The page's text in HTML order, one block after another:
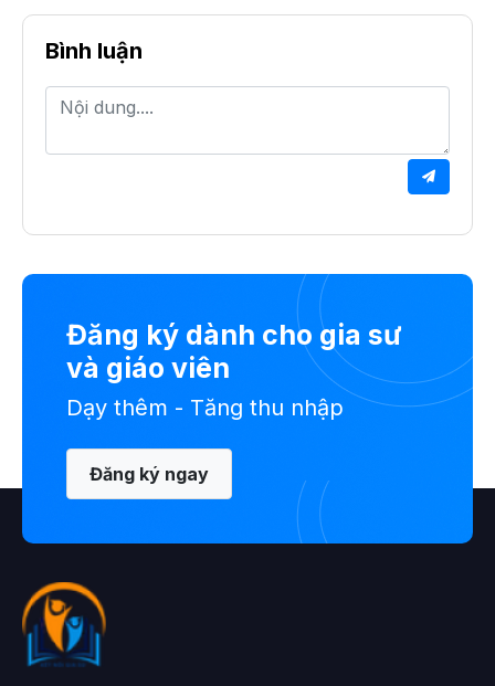
Bình luận
Đăng ký dành cho gia sư
và giáo viên
Dạy thêm - Tăng thu nhập
Đăng ký ngay